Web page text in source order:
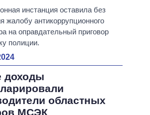
инстанция оставила без
жалобу антикоррупционного
на оправдательный приговор
полиции.
доходы
областных
МСЭК